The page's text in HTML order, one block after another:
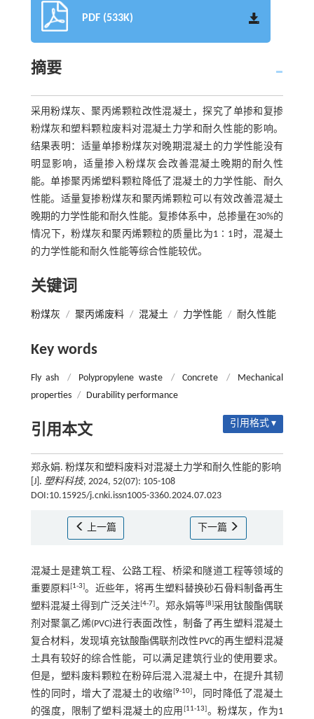
PDF (533K)
摘要
采用粉煤灰、聚丙烯颗粒改性混凝土，探究了单掺和复掺
粉煤灰和塑料颗粒废料对混凝土力学和耐久性能的影响。
结果表明：适量单掺粉煤灰对晚期混凝土的力学性能没有
明显影响，适量掺入粉煤灰会改善混凝土晚期的耐久性
能。单掺聚丙烯塑料颗粒降低了混凝土的力学性能、耐久
性能。适量复掺粉煤灰和聚丙烯颗粒可以有效改善混凝土
晚期的力学性能和耐久性能。复掺体系中，总掺量在30%的
情况下，粉煤灰和聚丙烯颗粒的质量比为1∶1时，混凝土
的力学性能和耐久性能等综合性能较优。
关键词
粉煤灰 / 聚丙烯废料 / 混凝土 / 力学性能 / 耐久性能
Key words
Fly ash / Polypropylene waste / Concrete /
Mechanical
properties / Durability performance
引用本文 引用格式 ▾
郑永娟. 粉煤灰和塑料废料对混凝土力学和耐久性能的影响
[J]. 塑料科技, 2024, 52(07): 105-108
DOI:10.15925/j.cnki.issn1005-3360.2024.07.023
上一篇 下一篇
混凝土是建筑工程、公路工程、桥梁和隧道工程等领域的
重要原料[1-3]。近些年，将再生塑料替换砂石骨料制备再生
塑料混凝土得到广泛关注[4-7]。郑永娟等[8]采用钛酸酯偶联
剂对聚氯乙烯(PVC)进行表面改性，制备了再生塑料混凝土
复合材料，发现填充钛酸酯偶联剂改性PVC的再生塑料混凝
土具有较好的综合性能，可以满足建筑行业的使用要求。
但是，塑料废料颗粒在粉碎后混入混凝土中，在提升其韧
性的同时，增大了混凝土的收缩[9-10]，同时降低了混凝土
的强度，限制了塑料混凝土的应用 [11-13]。粉煤灰，作为1